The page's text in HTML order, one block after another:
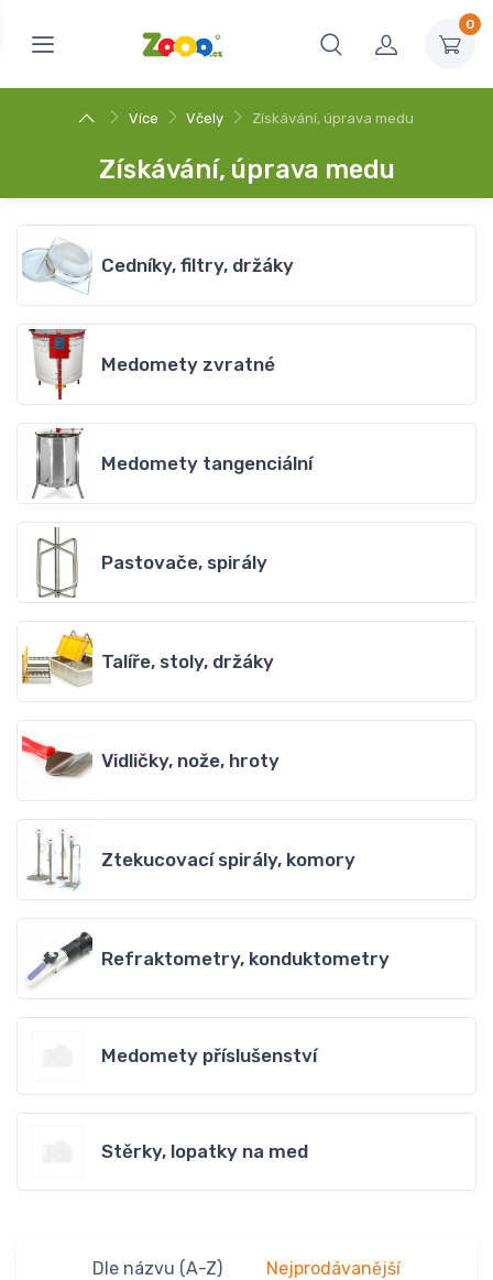
0
Více Včely Získávání, úprava medu
Získávání, úprava medu
Cedníky, filtry, držáky
Medomety zvratné
Medomety tangenciální
Pastovače, spirály
Talíře, stoly, držáky
Vidličky, nože, hroty
Ztekucovací spirály, komory
Refraktometry, konduktometry
Medomety příslušenství
Stěrky, lopatky na med
Dle názvu (A-Z) Nejprodávanější